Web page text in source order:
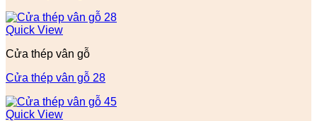
Quick View
Cửa thép vân gỗ
Cửa thép vân gỗ 28
Quick View